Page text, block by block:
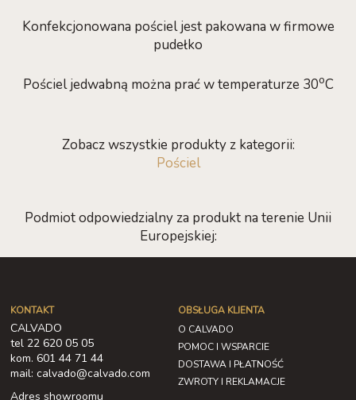
Konfekcjonowana pościel jest pakowana w firmowe
pudełko
Pościel jedwabną można prać w temperaturze 30oC
Zobacz wszystkie produkty z kategorii:
Pościel
Podmiot odpowiedzialny za produkt na terenie Unii
Europejskiej:
KONTAKT
CALVADO
tel 22 620 05 05
kom. 601 44 71 44
mail: calvado@calvado.com
Adres showroomu
OBSŁUGA KLIENTA
O CALVADO
POMOC I WSPARCIE
DOSTAWA I PŁATNOŚĆ
ZWROTY I REKLAMACJE